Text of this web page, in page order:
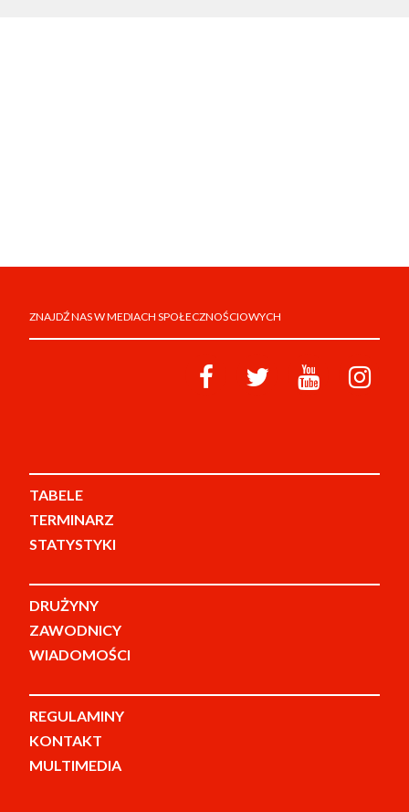
ZNAJDŹ NAS W MEDIACH SPOŁECZNOŚCIOWYCH
TABELE
TERMINARZ
STATYSTYKI
DRUŻYNY
ZAWODNICY
WIADOMOŚCI
REGULAMINY
KONTAKT
MULTIMEDIA